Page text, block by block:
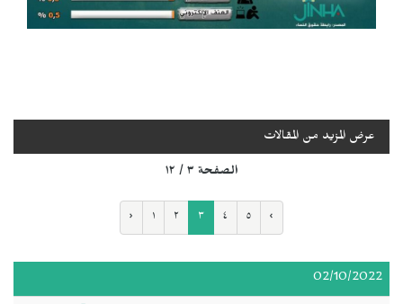
عرض المزيد من المقالات
الصفحة ٣ / ١٢
‹ ١ ٢ ٣ ٤ ٥ ›
02/10/2022